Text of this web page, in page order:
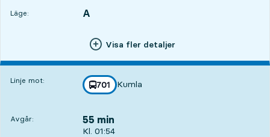
Läge:
LÄGE, A
,
Visa fler detaljer
Linje mot: linje
701
mot
Kumla
,
Avgår: 55 min
Avgår, Kl. 01:54, om 55 min
Kl. 01:54